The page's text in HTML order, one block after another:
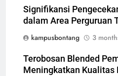
Signifikansi
dalam Area Perguruan
kampusbontang
3
Terobosan Blended
Meningkatkan Kualitas